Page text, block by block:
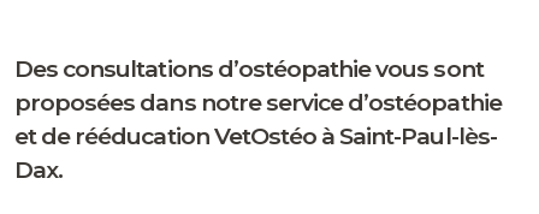
Des consultations d’ostéopathie vous sont
proposées dans notre service d’ostéopathie
et de rééducation VetOstéo à Saint-Paul-lès-
Dax.